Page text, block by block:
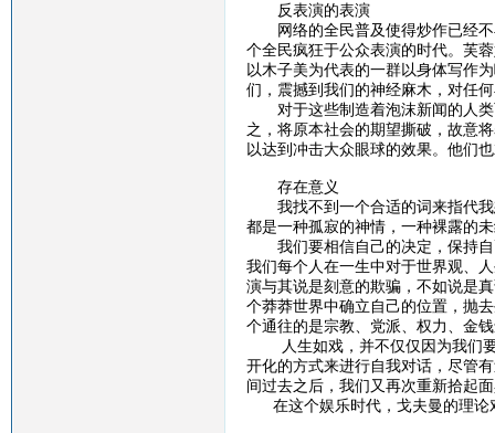
反表演的表演
网络的全民普及使得炒作已经不
个全民疯狂于公众表演的时代。芙
以木子美为代表的一群以身体写作
们，震撼到我们的神经麻木，对任
对于这些制造着泡沫新闻的人类
之，将原本社会的期望撕破，故意
以达到冲击大众眼球的效果。他们
存在意义
我找不到一个合适的词来指代我
都是一种孤寂的神情，一种裸露的
我们要相信自己的决定，保持自
我们每个人在一生中对于世界观、
演与其说是刻意的欺骗，不如说是
个莽莽世界中确立自己的位置，抛
个通往的是宗教、党派、权力、金
人生如戏，并不仅仅因为我们要
开化的方式来进行自我对话，尽管
间过去之后，我们又再次重新拾起
在这个娱乐时代，戈夫曼的理论